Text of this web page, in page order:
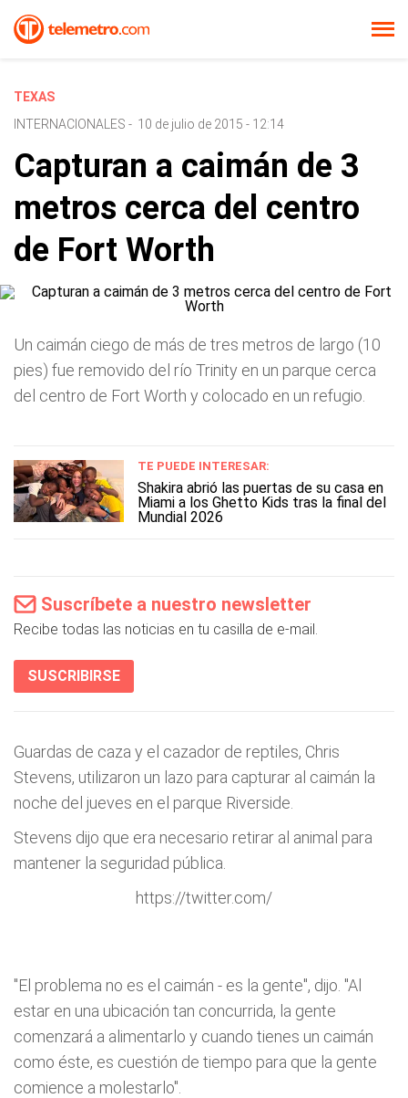
TEXAS
INTERNACIONALES - 10 de julio de 2015 - 12:14
Capturan a caimán de 3
metros cerca del centro
de Fort Worth
Un caimán ciego de más de tres metros de largo (10
pies) fue removido del río Trinity en un parque cerca
del centro de Fort Worth y colocado en un refugio.
TE PUEDE INTERESAR:
Shakira abrió las puertas de su casa en
Miami a los Ghetto Kids tras la final del
Mundial 2026
Suscríbete a nuestro newsletter
Recibe todas las noticias en tu casilla de e-mail.
SUSCRIBIRSE
Guardas de caza y el cazador de reptiles, Chris
Stevens, utilizaron un lazo para capturar al caimán la
noche del jueves en el parque Riverside.
Stevens dijo que era necesario retirar al animal para
mantener la seguridad pública.
https://twitter.com/
"El problema no es el caimán - es la gente", dijo. "Al
estar en una ubicación tan concurrida, la gente
comenzará a alimentarlo y cuando tienes un caimán
como éste, es cuestión de tiempo para que la gente
comience a molestarlo".